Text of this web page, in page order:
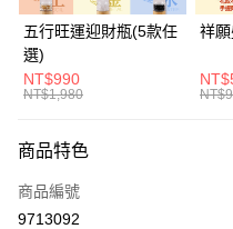
Google Pay
全支付
大哥付你分期
【大哥付你分期使用說明】
2.付款方式選擇「大哥付你分期」
流程，驗證手機門號後，選擇欲分
貨到付款
五行旺運迎財瓶(5款任
選)
NT$990
NT$1,980
祥
商品特色
商品編號
9713092